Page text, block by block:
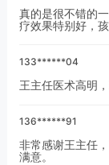
真的是很不错的
疗效果特别好，
133******04
王主任医术高明
136******91
非常感谢王主任
满意。